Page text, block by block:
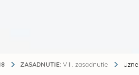
ZASADNUTIE: VIII. zasadnutie